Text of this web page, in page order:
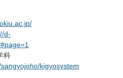
d-
科
kigyosystem